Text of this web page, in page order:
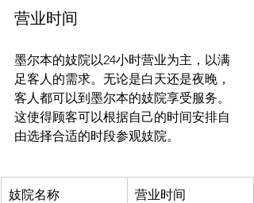
营业时间
墨尔本的妓院以24小时营业为主，以满
足客人的需求。无论是白天还是夜晚，
客人都可以到墨尔本的妓院享受服务。
这使得顾客可以根据自己的时间安排自
妓院名称 营业时间